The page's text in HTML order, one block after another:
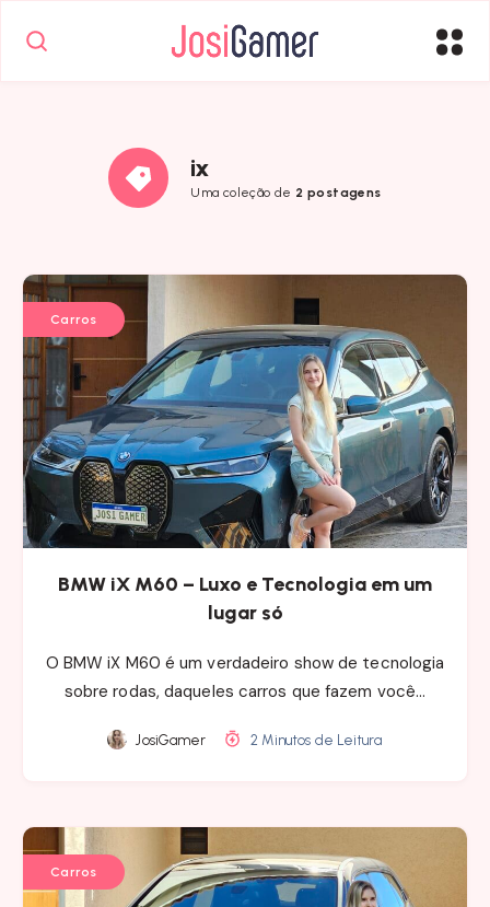
ix
Uma coleção de 2 postagens
Carros
BMW iX M60 – Luxo e Tecnologia em um
lugar só
O BMW iX M60 é um verdadeiro show de tecnologia
sobre rodas, daqueles carros que fazem você…
JosiGamer 2 Minutos de Leitura
Carros